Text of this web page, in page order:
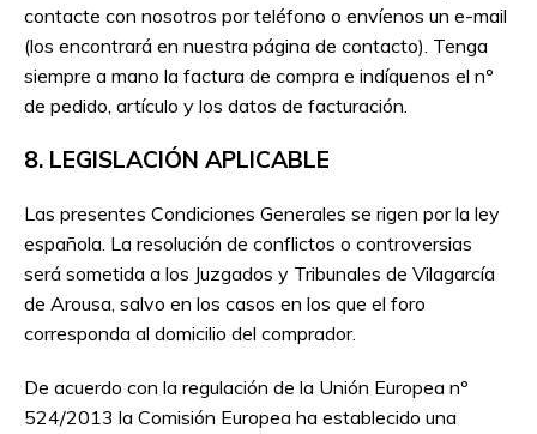
contacte con nosotros por teléfono o envíenos un e-mail
(los encontrará en nuestra página de contacto). Tenga
siempre a mano la factura de compra e indíquenos el nº
de pedido, artículo y los datos de facturación.
8. LEGISLACIÓN APLICABLE
Las presentes Condiciones Generales se rigen por la ley
española. La resolución de conflictos o controversias
será sometida a los Juzgados y Tribunales de Vilagarcía
de Arousa, salvo en los casos en los que el foro
corresponda al domicilio del comprador.
De acuerdo con la regulación de la Unión Europea nº
524/2013 la Comisión Europea ha establecido una